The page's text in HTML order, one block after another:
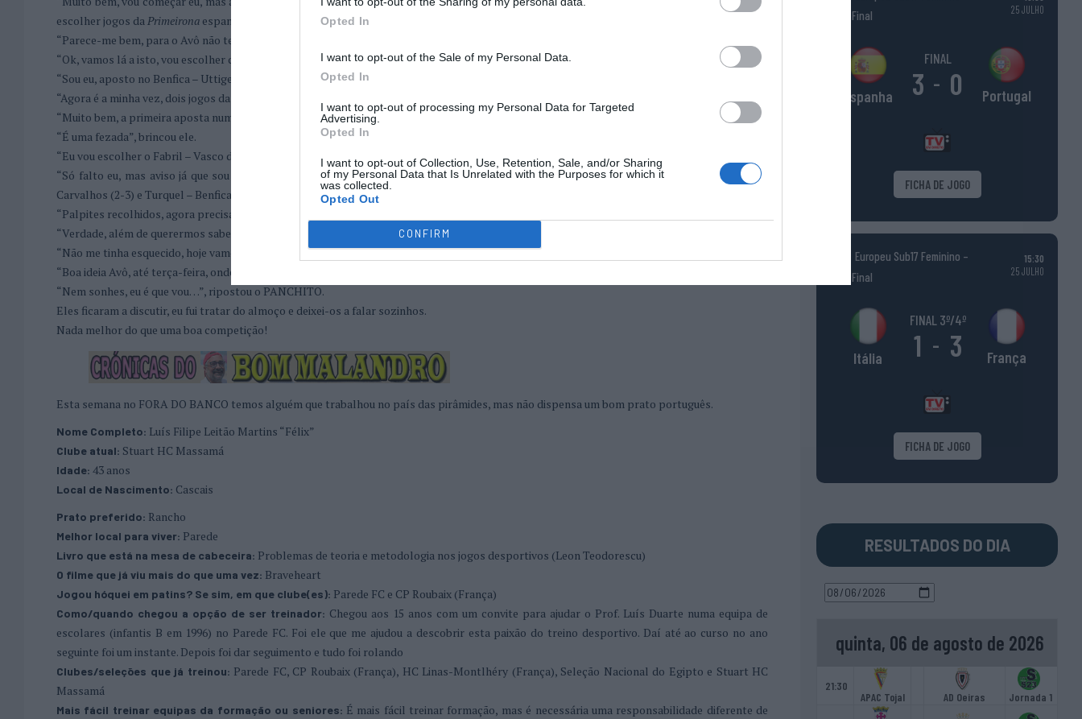
Opted In
I want to opt-out of the Sale of my Personal Data.
Opted In
I want to opt-out of processing my Personal Data for Targeted
Advertising.
Opted In
I want to opt-out of Collection, Use, Retention, Sale, and/or Sharing
of my Personal Data that Is Unrelated with the Purposes for which it
was collected.
Opted Out
CONFIRM
escolher jogos daPrimeirona espanhola, caso não tenha opções”.
“Parece-me bem, para o Avô não ter desculpas”, brincou o AMAGADINHO.
“Ok, vamos lá a isto, vou escolher dois jogos da
Quarteirona , CRIAR-T -Stuart Massamá (2-4) e Alenquer – Salesiana (6-3). Quem se segue?”.
“Sou eu, aposto no Benfica – Uttigen (12-0) e no Turquel – Académica (3-1)”, concluiu a LARANJINHA.
“Agora é a minha vez, dois jogos da
, Riba d’Ave – OC Barcelos (3-5) e Oliveirense – SC Tomar (2-2)”, finalizou o AMAGADINHO.
“Muito bem, a primeira aposta num empate, que tu nem gostas”, ri-me eu.
“É uma fezada”, brincou ele.
“Eu vou escolher o Fabril – Vasco da Gama (4-1) e Vila Praia – Fânzeres (6-3)”, apostou o PANCHITO.
“Só falto eu, mas aviso já que sou um nabo nestas coisas”, afirmou o PIPOCA com uma enorme gargalhada. “Vou arriscar no OH Sports –
Carvalhos (2-3) e Turquel – Benfica B (6-5)”, avançou ele.
“Palpites recolhidos, agora precisamos que as equipas acertem com os nossos resultados”, brinquei eu.
“Verdade, além de querermos saber o que vai ser o almoço hoje”, pediu a LARANJINHA com um enorme sorriso.
“Não me tinha esquecido, hoje vamos degustar um belo bacalhau com grão”.
“Boa ideia Avô, até terça-feira, onde já devo ir na frente da tua Liga”, gozou o AMAGADINHO.
“Nem sonhes, eu é que vou…”, ripostou o PANCHITO.
Eles ficaram a discutir, eu fui tratar do almoço e deixei-os a falar sozinhos.
Nada melhor do que uma boa competição!
Esta semana no FORA DO BANCO temos alguém que trabalhou no país das pirâmides, mas não dispensa um bom prato português.
Nome Completo: Luís Filipe Leitão Martins “Félix”
Clube atual: Stuart HC Massamá
Idade: 43 anos
Local de Nascimento: Cascais
Prato preferido: Rancho
Melhor local para viver: Parede
Livro que está na mesa de cabeceira: Problemas de teoria e metodologia nos jogos desportivos (Leon Teodorescu)
O filme que já viu mais do que uma vez: Braveheart
Jogou hóquei em patins? Se sim, em que clube(es): Parede FC e CP Roubaix (França)
Como/quando chegou a opção de ser treinador: Chegou aos 15 anos com um convite para ajudar o Prof. Luís Duarte numa equipa de
escolares (infantis B em 1996) no Parede FC. Foi ele que me ajudou a descobrir esta paixão do treino desportivo. Daí até ao curso no ano
seguinte foi um instante. Depois foi dar seguimento e tudo foi rolando
Clubes/seleções que já treinou: Parede FC, CP Roubaix (França), HC Linas-Montlhéry (França), Seleção Nacional do Egipto e Stuart HC
Massamá
Mais fácil treinar equipas da formação ou seniores: É mais fácil treinar formação, mas é necessária uma responsabilidade diferente de
Fase Final
25 JULHO
Espanha
FINAL
3 - 0 Portugal
FICHA DE JOGO
Europeu Sub17 Feminino –
Fase Final
15:30
25 JULHO
Itália
FINAL 3º/4º
1 - 3 França
FICHA DE JOGO
RESULTADOS DO DIA
quinta, 06 de agosto de 2026
21:30
APAC Tojal
AD Oeiras Jornada 1